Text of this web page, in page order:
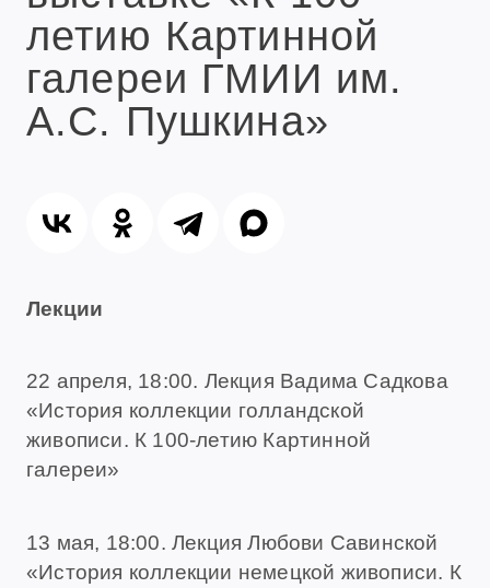
летию Картинной
галереи ГМИИ им.
А.С. Пушкина»
Лекции
22 апреля, 18:00. Лекция Вадима Садкова
«История коллекции голландской
живописи. К 100-летию Картинной
галереи»
13 мая, 18:00. Лекция Любови Савинской
«История коллекции немецкой живописи. К